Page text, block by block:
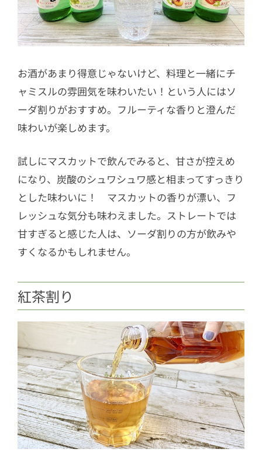
お酒があまり得意じゃないけど、料理と一緒にチ
ャミスルの雰囲気を味わいたい！という人にはソ
ーダ割りがおすすめ。フルーティな香りと澄んだ
味わいが楽しめます。
試しにマスカットで飲んでみると、甘さが控えめ
になり、炭酸のシュワシュワ感と相まってすっきり
とした味わいに！ マスカットの香りが漂い、フ
レッシュな気分も味わえました。ストレートでは
甘すぎると感じた人は、ソーダ割りの方が飲みや
すくなるかもしれません。
紅茶割り